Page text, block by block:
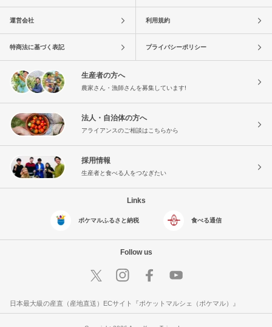
運営会社 利用規約
特商法に基づく表記 プライバシーポリシー
生産者の方へ
農家さん・漁師さんを募集しています!
法人・自治体の方へ
アライアンスのご相談はこちらから
採用情報
生産者と食べる人をつなぎたい
Links
ポケマルふるさと納税 食べる通信
Follow us
日本最大級の産直（産地直送）ECサイト『ポケットマルシェ（ポケマル）』